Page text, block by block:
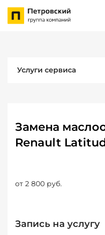
Услуги сервиса
Замена
Renault
от 2 800 руб.
Запись на услугу